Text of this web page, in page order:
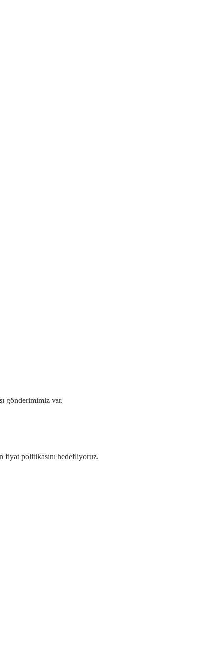
gönderimimiz var.
fiyat politikasını hedefliyoruz.